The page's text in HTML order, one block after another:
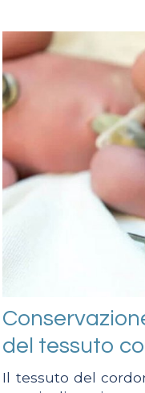
del tessuto
Il tessuto del